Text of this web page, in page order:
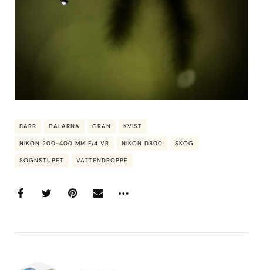
BARR DALARNA GRAN KVIST
NIKON 200-400 MM F/4 VR NIKON D800 SKOG
SOGNSTUPET VATTENDROPPE